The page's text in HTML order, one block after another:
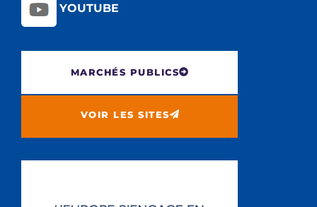
YOUTUBE
MARCHÉS PUBLICS
VOIR LES SITES